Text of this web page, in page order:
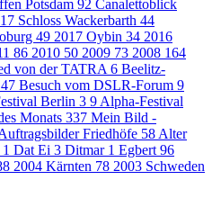
Potsdam 92 Canalettoblick
17 Schloss Wackerbarth 44
49 2017 Oybin 34 2016
86 2010 50 2009 73 2008 164
von der TATRA 6 Beelitz-
47 Besuch vom DSLR-Forum 9
Berlin 3 9 Alpha-Festival
Monats 337 Mein Bild -
Friedhöfe 58 Alter
1 Dat Ei 3 Ditmar 1 Egbert 96
2004 Kärnten 78 2003 Schweden